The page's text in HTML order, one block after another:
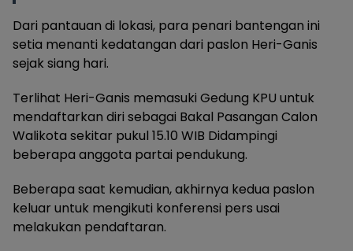
Dari pantauan di lokasi, para penari bantengan ini
setia menanti kedatangan dari paslon Heri-Ganis
sejak siang hari.
Terlihat Heri-Ganis memasuki Gedung KPU untuk
mendaftarkan diri sebagai Bakal Pasangan Calon
Walikota sekitar pukul 15.10 WIB Didampingi
beberapa anggota partai pendukung.
Beberapa saat kemudian, akhirnya kedua paslon
keluar untuk mengikuti konferensi pers usai
melakukan pendaftaran.